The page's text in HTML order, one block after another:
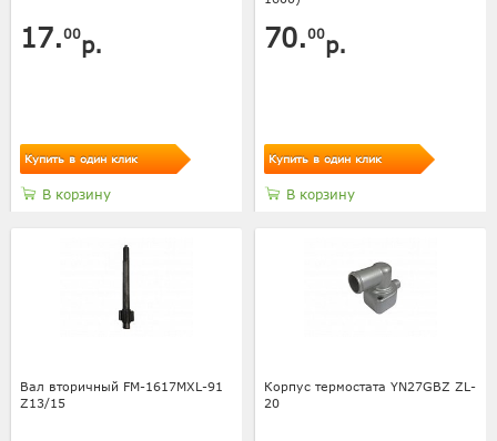
17.00р.
Купить в один клик
В корзину
70.00р.
Купить в один клик
В корзину
Вал вторичный FM-1617MXL-91
Z13/15
Корпус термостата YN27GBZ ZL-
20